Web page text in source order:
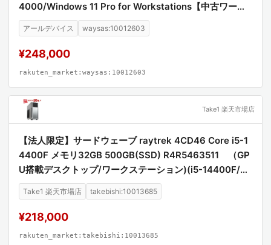
4000/Windows 11 Pro for Workstations【中古ワーク
ステーション】
アールデバイス waysas:10012603
¥248,000
rakuten_market:waysas:10012603
Take1 楽天市場店
【法人限定】サードウェーブ raytrek 4CD46 Core i5-1
4400F メモリ32GB 500GB(SSD) R4R5463511 （GP
U搭載デスクトップ/ワークステーション)(i5-14400F/32
G/500GSSD/Win11Pro/RTX4060)
Take1 楽天市場店 takebishi:10013685
¥218,000
rakuten_market:takebishi:10013685